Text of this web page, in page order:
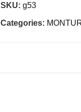
SKU: g53
Categories: